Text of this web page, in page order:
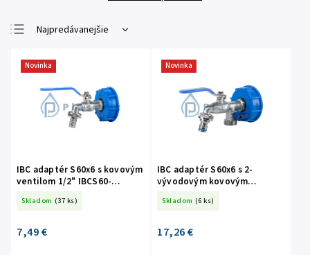
Najpredávanejšie
Najdrahšie
Abecedne
Novinka
IBC adaptér S60x6 s kovovým
ventilom 1/2" IBCS60-
Skladom (37 ks)
7,49 €
Novinka
IBC adaptér S60x6 s 2-
vývodovým kovovým
Skladom (6 ks)
17,26 €